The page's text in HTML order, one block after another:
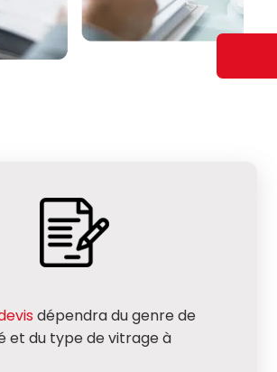
dépendra du genre de
et du type de vitrage à